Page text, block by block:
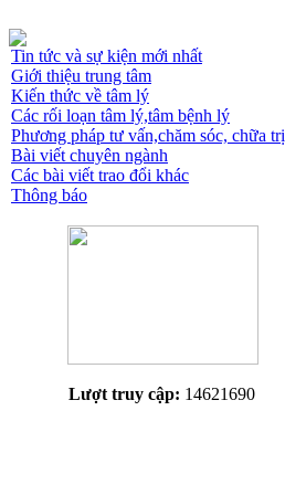
Tin tức và sự kiện mới nhất
Giới thiệu trung tâm
Kiến thức về tâm lý
Các rối loạn tâm lý,tâm bệnh lý
Phương pháp tư vấn,chăm sóc, chữa trị
Bài viết chuyên ngành
Các bài viết trao đổi khác
Thông báo
Lượt truy cập: 14621690